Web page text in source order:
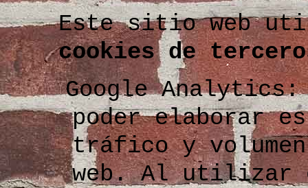
Este sitio web
cookies de
Google Analytics:
poder elaborar
tráfico y
web. Al utilizar